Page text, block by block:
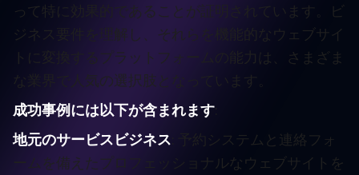
って特に効果的であることが証明されています。ビ
ジネス要件を理解し、それらを機能的なウェブサイ
トに変換するプラットフォームの能力は、さまざま
な業界で人気の選択肢となっています。
成功事例には以下が含まれます
地元のサービスビジネス : 予約システムと連絡フォ
ームを備えたプロフェッショナルなウェブサイトを